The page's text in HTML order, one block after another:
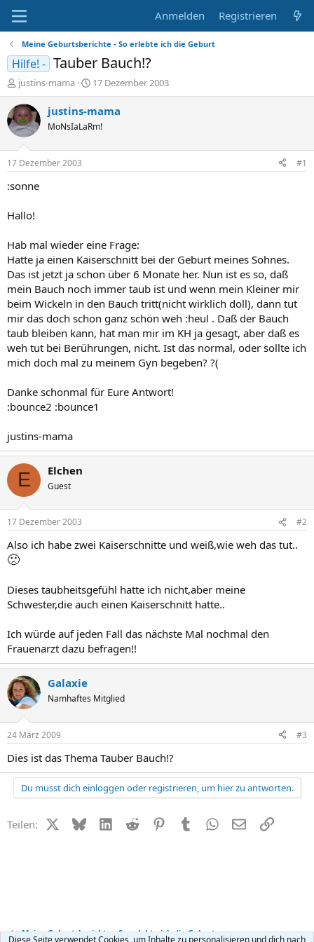
Anmelden Registrieren
Meine Geburtsberichte - So erlebte ich die Geburt
Hilfe! - Tauber Bauch!?
E
r
s
t
e
e
r
justins-mama
E
r
s
e
t
17 Dezember 2003
justins-mama
MoNsIaLaRm!
17 Dezember 2003 #1
:sonne
Hallo!
Hab mal wieder eine Frage:
Hatte ja einen Kaiserschnitt bei der Geburt meines Sohnes.
Das ist jetzt ja schon über 6 Monate her. Nun ist es so, daß
mein Bauch noch immer taub ist und wenn mein Kleiner mir
beim Wickeln in den Bauch tritt(nicht wirklich doll), dann tut
mir das doch schon ganz schön weh :heul . Daß der Bauch
taub bleiben kann, hat man mir im KH ja gesagt, aber daß es
weh tut bei Berührungen, nicht. Ist das normal, oder sollte ich
mich doch mal zu meinem Gyn begeben? ?(
Danke schonmal für Eure Antwort!
:bounce2 :bounce1
justins-mama
E Elchen
Guest
17 Dezember 2003 #2
Also ich habe zwei Kaiserschnitte und weiß,wie weh das tut..
🙁
Dieses taubheitsgefühl hatte ich nicht,aber meine
Schwester,die auch einen Kaiserschnitt hatte..
Ich würde auf jeden Fall das nächste Mal nochmal den
Frauenarzt dazu befragen!!
Galaxie
Namhaftes Mitglied
24 März 2009 #3
Dies ist das Thema Tauber Bauch!?
Du musst dich einloggen oder registrieren, um hier zu antworten.
Teilen: X (Twitter)
BlueskyLinkedIn
Reddit PinterestTumblr WhatsApp
E-MailLink
Meine Geburtsberichte - So erlebte ich die Geburt
Diese Seite verwendet Cookies, um Inhalte zu personalisieren und dich nach